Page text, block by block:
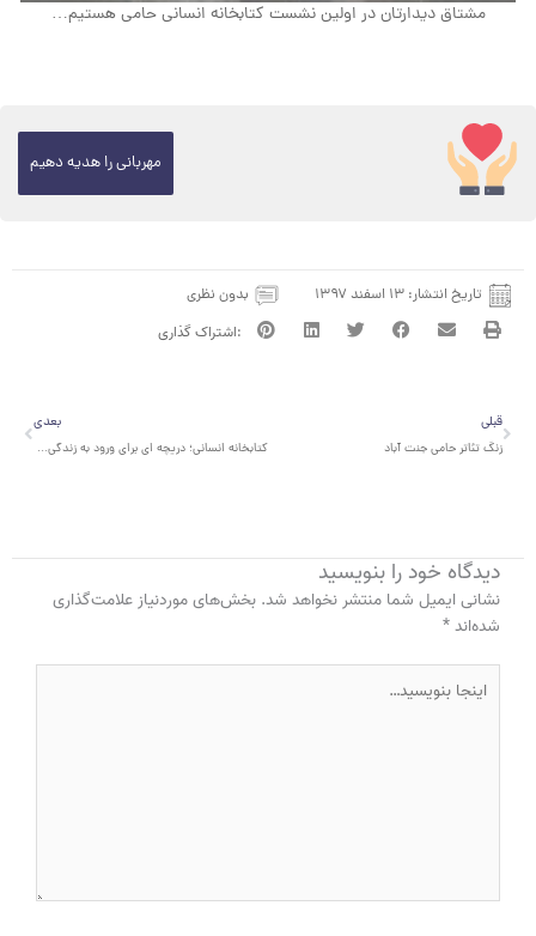
مشتاق دیدارتان در اولین نشست کتابخانه انسانی حامی هستیم…
مهربانی را هدیه دهیم
تاریخ انتشار: ۱۳ اسفند ۱۳۹۷ بدون نظری
قبلی
قبلی
زنگ تئاتر حامی جنت آباد
بعدی
کتابخانه انسانی؛ دریچه ای برای ورود به زندگی زنان پناهنده به مناسبت ۸ مارس
دیدگاه‌ خود را بنویسید
نشانی ایمیل شما منتشر نخواهد شد. بخش‌های موردنیاز علامت‌گذاری
شده‌اند*
بنویسید…